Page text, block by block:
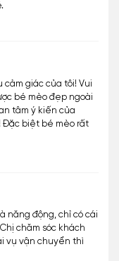
cảm giác của tôi! Vui
bé mèo đẹp ngoài
tâm ý kiến của
Đặc biệt bé mèo rất
năng động, chỉ có cái
chăm sóc khách
vụ vận chuyển thì